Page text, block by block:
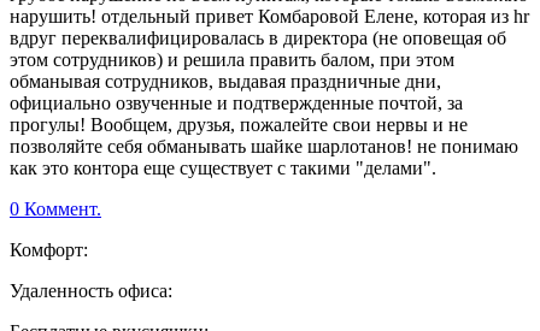
нарушить! отдельный привет Комбаровой Елене, которая из hr
вдруг переквалифицировалась в директора (не оповещая об
этом сотрудников) и решила править балом, при этом
обманывая сотрудников, выдавая праздничные дни,
официально озвученные и подтвержденные почтой, за
прогулы! Вообщем, друзья, пожалейте свои нервы и не
позволяйте себя обманывать шайке шарлотанов! не понимаю
как это контора еще существует с такими "делами".
0 Коммент.
Комфорт:
Удаленность офиса: